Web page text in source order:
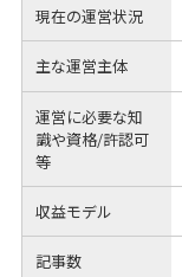
現在の運営状況
主な運営主体
運営に必要な知
識や資格/許認可
等
収益モデル
記事数